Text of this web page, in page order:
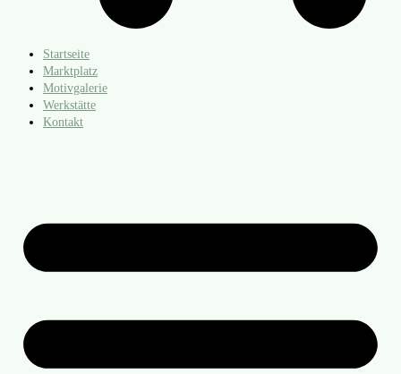
Startseite
Marktplatz
Motivgalerie
Werkstätte
Kontakt